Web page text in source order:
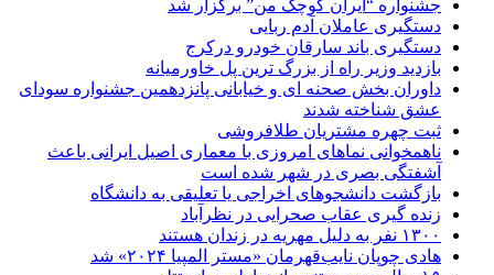
جشنواره “ایران کوچک من” برگزار شد
دستگیری عاملان آدم ربایی
دستگیری باند سارقان خودرو درکرج
بازدید وزیر راه از بزرگ ترین پل خاورمیانه
داوران بخش صحنه ای و خیابانی پانزدهمین جشنواره سودای
عشق شناخته شدند
ثبت چهره مشتریان طلافروشی
ناهمخوانی نماهای امروزی با معماری اصیل ایرانی باعث
آشفتگی بصری در شهر شده است
بازگشت دانشجوهای اخراجی یا تعلیقی به دانشگاه
زنده گیری عقاب صحرایی در نظرآباد
۱۳۰۰ نفر به دلیل مهریه در زندان هستند
هادی چوپان نایب‌قهرمان «مستر المپیا ۲۰۲۴» شد